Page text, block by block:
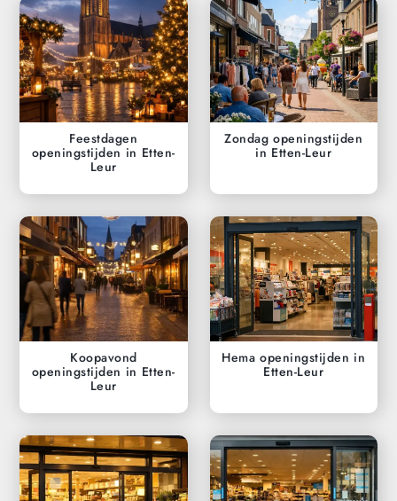
Feestdagen
openingstijden in Etten-
Leur
Zondag openingstijden
in Etten-Leur
Koopavond
openingstijden in Etten-
Leur
Hema openingstijden in
Etten-Leur